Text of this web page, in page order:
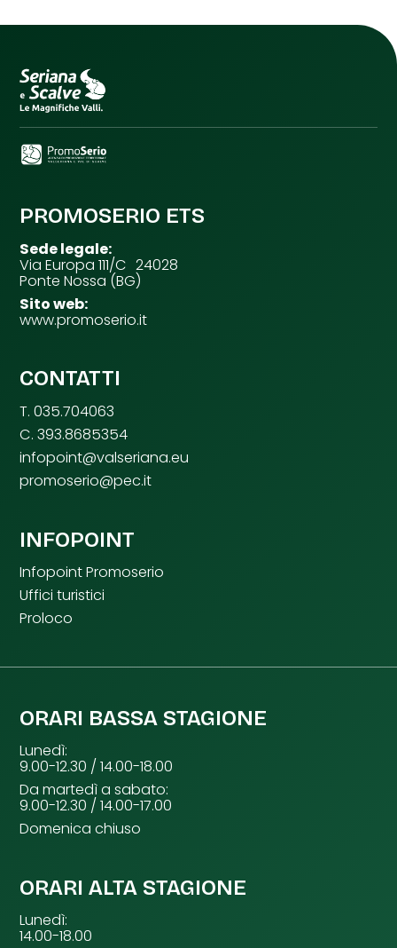
PROMOSERIO ETS
Sede legale:
Via Europa 111/C 24028
Ponte Nossa (BG)
Sito web:
www.promoserio.it
CONTATTI
T. 035.704063
C. 393.8685354
infopoint@valseriana.eu
promoserio@pec.it
INFOPOINT
Infopoint Promoserio
Uffici turistici
Proloco
ORARI BASSA STAGIONE
Lunedì:
9.00-12.30 / 14.00-18.00
Da martedì a sabato:
9.00-12.30 / 14.00-17.00
Domenica chiuso
ORARI ALTA STAGIONE
Lunedì:
14.00-18.00